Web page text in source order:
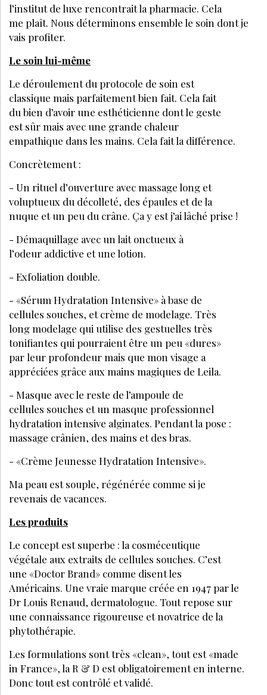
l’institut de luxe rencontrait la pharmacie. Cela
me plaît. Nous déterminons ensemble le soin dont je
vais profiter.
Le soin lui-même
Le déroulement du protocole de soin est
classique mais parfaitement bien fait. Cela fait
du bien d’avoir une esthéticienne dont le geste
est sûr mais avec une grande chaleur
empathique dans les mains. Cela fait la différence.
Concrètement :
- Un rituel d’ouverture avec massage long et
voluptueux du décolleté, des épaules et de la
nuque et un peu du crâne. Ça y est j’ai lâché prise !
- Démaquillage avec un lait onctueux à
l’odeur addictive et une lotion.
- Exfoliation double.
- «Sérum Hydratation Intensive» à base de
cellules souches, et crème de modelage. Très
long modelage qui utilise des gestuelles très
tonifiantes qui pourraient être un peu «dures»
par leur profondeur mais que mon visage a
appréciées grâce aux mains magiques de Leila.
- Masque avec le reste de l’ampoule de
cellules souches et un masque professionnel
hydratation intensive alginates. Pendant la pose :
massage crânien, des mains et des bras.
- «Crème Jeunesse Hydratation Intensive».
Ma peau est souple, régénérée comme si je
revenais de vacances.
Les produits
Le concept est superbe : la cosméceutique
végétale aux extraits de cellules souches. C’est
une «Doctor Brand» comme disent les
Américains. Une vraie marque créée en 1947 par le
Dr Louis Renaud, dermatologue. Tout repose sur
une connaissance rigoureuse et novatrice de la
phytothérapie.
Les formulations sont très «clean», tout est «made
in France», la R & D est obligatoirement en interne.
Donc tout est contrôlé et validé.